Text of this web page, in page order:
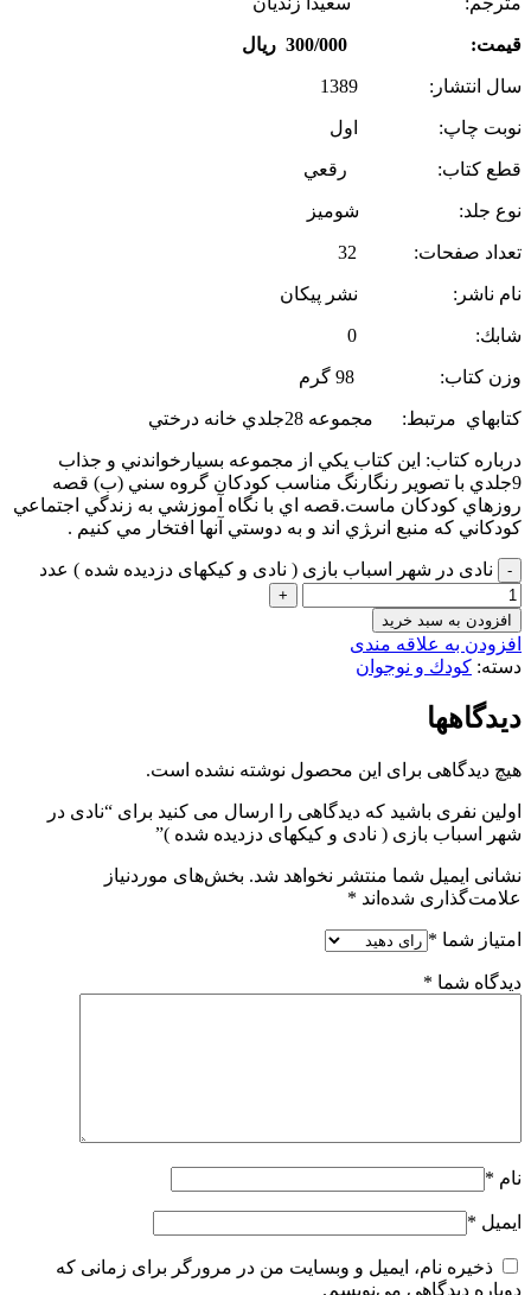
قيمت: 300/000 ريال
سال انتشار: 1389
نوبت چاپ: اول
قطع كتاب: رقعي
نوع جلد: شوميز
تعداد صفحات: 32
نام ناشر: نشر پيكان
شابك: 0
وزن كتاب: 98 گرم
كتاب­هاي مرتبط: مجموعه 28جلدي خانه درختي
درباره كتاب: اين كتاب يكي از مجموعه بسيارخواندني و جذاب
9جلدي با تصوير رنگارنگ مناسب كودكان گروه سني (ب) قصه
روزهاي كودكان ماست.قصه اي با نگاه آموزشي به زندگي اجتماعي
كودكاني كه منبع انر‍ژي اند و به دوستي آنها افتخار مي كنيم .
نادی در شهر اسباب بازی ( نادی و کیکهای دزدیده شده ) عدد
افزودن به سبد خرید
افزودن به علاقه مندی
دسته: کودك و نوجوان
دیدگاهها
هیچ دیدگاهی برای این محصول نوشته نشده است.
اولین نفری باشید که دیدگاهی را ارسال می کنید برای “نادی در
شهر اسباب بازی ( نادی و کیکهای دزدیده شده )”
نشانی ایمیل شما منتشر نخواهد شد. بخش‌های موردنیاز
علامت‌گذاری شده‌اند *
امتیاز شما *
دیدگاه شما *
نام *
ایمیل *
ذخیره نام، ایمیل و وبسایت من در مرورگر برای زمانی که
دوباره دیدگاهی می‌نویسم.